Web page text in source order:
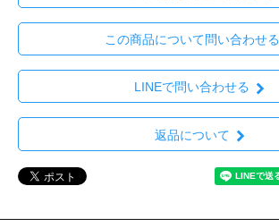
この商品について問い合わせる
LINEで問い合わせる
返品について